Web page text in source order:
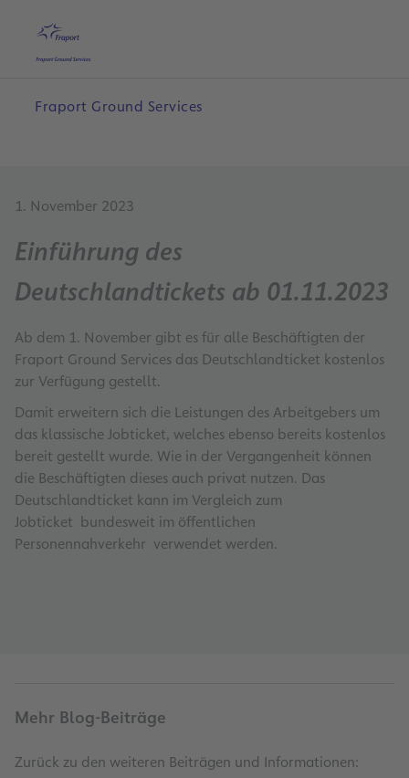
Fraport Ground Services
1. November 2023
Einführung des
Deutschlandtickets ab 01.11.2023
Ab dem 1. November gibt es für alle Beschäftigten der
Fraport Ground Services das Deutschlandticket kostenlos
zur Verfügung gestellt.
Damit erweitern sich die Leistungen des Arbeitgebers um
das klassische Jobticket, welches ebenso bereits kostenlos
bereit gestellt wurde. Wie in der Vergangenheit können
die Beschäftigten dieses auch privat nutzen. Das
Deutschlandticket kann im Vergleich zum
Jobticket bundesweit im öffentlichen
Personennahverkehr verwendet werden.
Mehr Blog-Beiträge
Zurück zu den weiteren Beiträgen und Informationen: